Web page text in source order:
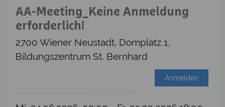
AA-Meeting_Keine Anmeldung
erforderlich!
2700 Wiener Neustadt, Domplatz 1,
Bildungszentrum St. Bernhard
Anmelden